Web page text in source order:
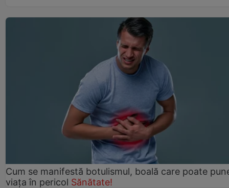
Cum se manifestă botulismul, boală care poate
viaţa în pericol Sănătate!